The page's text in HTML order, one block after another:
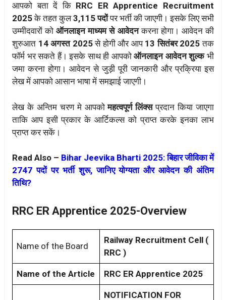
आपको बता दें कि RRC ER Apprentice Recruitment
2025के तहत कुल3,115 पदोंपर भर्ती की जाएगी। इसके लिए सभी
उम्मीदवारों कोऑनलाइन माध्यम से आवेदनकरना होगा। आवेदन की
शुरुआत 14 अगस्त 2025से होगी और आप 13 सितंबर 2025 तक
फॉर्म भर सकते हैं। इसके साथ ही आपकोऑनलाइन आवेदन शुल्कभी
जमा करना होगा। आवेदन से जुड़ी पूरी जानकारी और प्रक्रिया इस
लेख में आपको आसान भाषा में समझाई जाएगी।
लेख के अन्तिम चरण मे आपकोमहत्वपूर्ण लिंक्सप्रदान किया जाएगा
ताकि आप इसी प्रकार के आर्टिकल्स को प्राप्त करके इनका लाभ
प्राप्त कर सकें।
Read Also – Bihar Jeevika Bharti 2025: बिहार जीविका में
2747 पदों पर भर्ती शुरू, जानिए योग्यता और आवेदन की अंतिम
तिथि?
RRC ER Apprentice 2025-Overview
Name of the Board
Railway Recruitment Cell (
RRC )
Name of the Article RRC ER Apprentice 2025
NOTIFICATION FOR